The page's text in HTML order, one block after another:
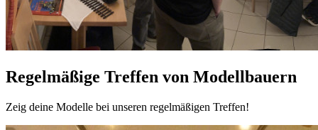
Regelmäßige Treffen von Modellbauern
Zeig deine Modelle bei unseren regelmäßigen Treffen!